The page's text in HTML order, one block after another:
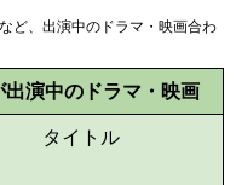
ど、出演中のドラマ・映画合わ
演中のドラマ・映画
タイトル